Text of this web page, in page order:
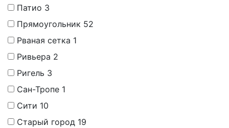
Патио 3
Прямоугольник 52
Рваная сетка 1
Ривьера 2
Ригель 3
Сан-Тропе 1
Сити 10
Старый город 19